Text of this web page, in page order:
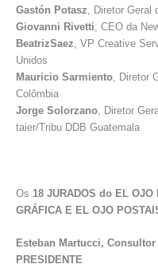
Gastón Potasz , Diretor
Giovanni Rivetti , CEO da
BeatrizSaez , VP Creative
Unidos
Mauricio Sarmiento , Diretor
Colômbia
Jorge Solorzano , Diretor
taier/Tribu DDB Guatemala
Os 18 JURADOS do EL OJO
GRÁFICA E EL OJO
Esteban Martucci,
PRESIDENTE